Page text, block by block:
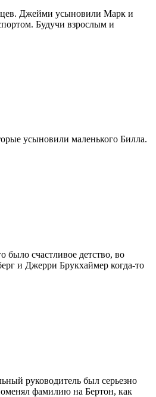
Джейми усыновили Марк и
Будучи взрослым и
усыновили маленького Билла.
счастливое детство, во
и Джерри Брукхаймер когда-то
руководитель был серьезно
фамилию на Бертон, как